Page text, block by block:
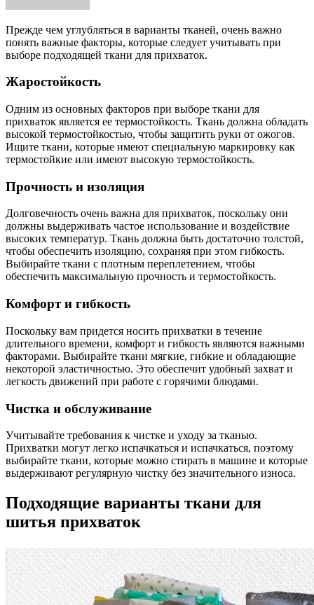
Прежде чем углубляться в варианты тканей, очень важно
понять важные факторы, которые следует учитывать при
выборе подходящей ткани для прихваток.
Жаростойкость
Одним из основных факторов при выборе ткани для
прихваток является ее термостойкость. Ткань должна обладать
высокой термостойкостью, чтобы защитить руки от ожогов.
Ищите ткани, которые имеют специальную маркировку как
термостойкие или имеют высокую термостойкость.
Прочность и изоляция
Долговечность очень важна для прихваток, поскольку они
должны выдерживать частое использование и воздействие
высоких температур. Ткань должна быть достаточно толстой,
чтобы обеспечить изоляцию, сохраняя при этом гибкость.
Выбирайте ткани с плотным переплетением, чтобы
обеспечить максимальную прочность и термостойкость.
Комфорт и гибкость
Поскольку вам придется носить прихватки в течение
длительного времени, комфорт и гибкость являются важными
факторами. Выбирайте ткани мягкие, гибкие и обладающие
некоторой эластичностью. Это обеспечит удобный захват и
легкость движений при работе с горячими блюдами.
Чистка и обслуживание
Учитывайте требования к чистке и уходу за тканью.
Прихватки могут легко испачкаться и испачкаться, поэтому
выбирайте ткани, которые можно стирать в машине и которые
выдерживают регулярную чистку без значительного износа.
Подходящие варианты ткани для
шитья прихваток